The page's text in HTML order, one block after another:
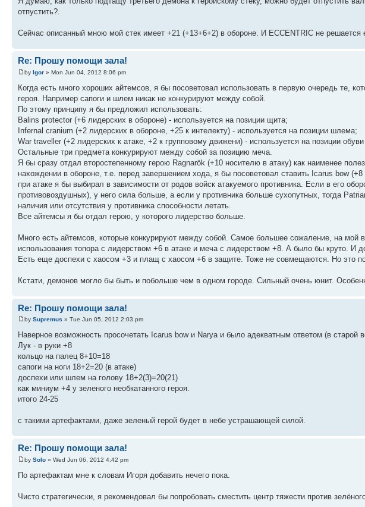
отпустить?.
Сейчас описанный мною мой стек имеет +21 (+13+6+2) в обороне. И ECCENTRIC не решается
Re: Прошу помощи зала!
by Igor » Mon Jun 04, 2012 8:06 pm
Когда есть много хороших айтемсов, я бы посоветовал использовать в первую очередь те,
героя. Например сапоги и шлем никак не конкурируют между собой.
По этому принципу я бы предложил использовать:
Balins protector (+6 лидерских в обороне) - используется на позиции щита;
Infernal cranium (+2 лидерских в обороне, +25 к интелекту) - используется на позиции шлема;
War traveller (+2 лидерских к атаке, +2 к групповому движени) - используется на позиции обуви
Остальные три предмета конкурируют между собой за позицию меча.
Я бы сразу отдал второстепенному герою Ragnarök (+10 носителю в атаку) как наименее
нахождении в обороне, т.е. перед завершением хода, я бы посоветовал ставить Icarus bow
при атаке я бы выбирал в зависимости от родов войск атакуемого противника. Если в его
противовоздушных), у него сила больше, а если у противника больше сухопутных, тогда
наличия или отсутствия у противника способности летать.
Все айтемсы я бы отдал герою, у которого лидерство больше.
Много есть айтемсов, которые конкурируют между собой. Самое большее сожаление, на мой
использования топора с лидерством +6 в атаке и меча с лидерством +8. А было бы круто. И
Есть еще доспехи с хаосом +3 и плащ с хаосом +6 в защите. Тоже не совмещаются. Но это по
Кстати, демонов могло бы быть и побольше чем в одном городе. Сильный очень юнит.
Re: Прошу помощи зала!
by Supremus » Tue Jun 05, 2012 2:03 pm
Наверное возможность просочетать Icarus bow и Narya и было адекватным ответом (в старой
Лук - в руки +8
кольцо на палец 8+10=18
сапоги на ноги 18+2=20 (в атаке)
доспехи или шлем на голову 18+2(3)=20(21)
как миниум +4 у зеленого необкатанного героя.
итого 24-25
с такими артефактами, даже зеленый герой будет в небе устрашающей силой.
Re: Прошу помощи зала!
by Solo » Wed Jun 06, 2012 4:42 pm
По артефактам мне к словам Игоря добавить нечего пока.
Чисто стратегически, я рекомендовал бы попробовать сместить центр тяжести против